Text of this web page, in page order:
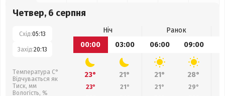
Четвер, 6 серпня
Схід:05:13
Захід:20:13
Температура С°
Відчувається як
Тиск, мм
Вологість, %
Ніч
Ранок
00:00
03:00 06:00 09:00
23° 21° 21° 28°
23° 21° 21° 29°